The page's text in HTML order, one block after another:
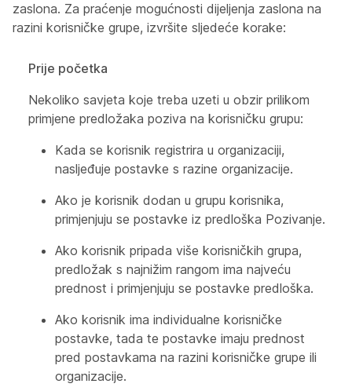
zaslona. Za praćenje mogućnosti dijeljenja zaslona na
razini korisničke grupe, izvršite sljedeće korake:
Prije početka
Nekoliko savjeta koje treba uzeti u obzir prilikom
primjene predložaka poziva na korisničku grupu:
Kada se korisnik registrira u organizaciji,
nasljeđuje postavke s razine organizacije.
Ako je korisnik dodan u grupu korisnika,
primjenjuju se postavke iz predloška Pozivanje.
Ako korisnik pripada više korisničkih grupa,
predložak s najnižim rangom ima najveću
prednost i primjenjuju se postavke predloška.
Ako korisnik ima individualne korisničke
postavke, tada te postavke imaju prednost
pred postavkama na razini korisničke grupe ili
organizacije.